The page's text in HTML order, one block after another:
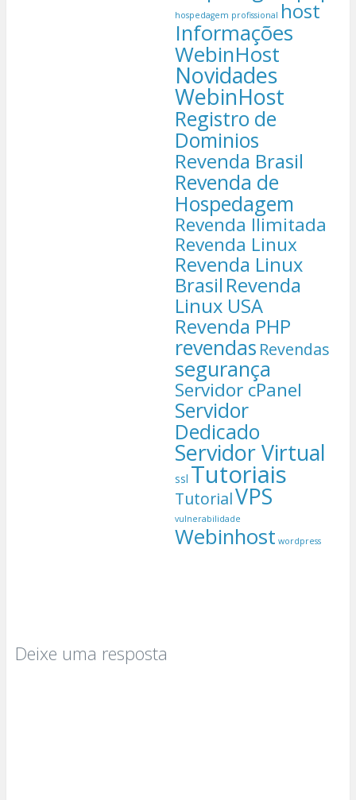
hospedagem profissional host
Informações
WebinHost
Novidades
WebinHost
Registro de
Dominios
Revenda Brasil
Revenda de
Hospedagem
Revenda Ilimitada
Revenda Linux
Revenda Linux
Brasil Revenda
Linux USA
Revenda PHP
revendas Revendas
segurança
Servidor cPanel
Servidor
Dedicado
Servidor Virtual
ssl Tutoriais
TutorialVPS
vulnerabilidade
Webinhost wordpress
Deixe uma resposta